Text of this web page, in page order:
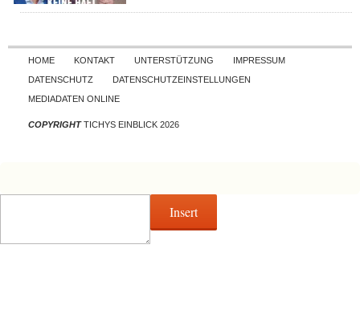
Skip to content
HOME KONTAKT UNTERSTÜTZUNG
IMPRESSUM
DATENSCHUTZ
DATENSCHUTZEINSTELLUNGEN
MEDIADATEN ONLINE
COPYRIGHTTICHYS EINBLICK 2026
Insert